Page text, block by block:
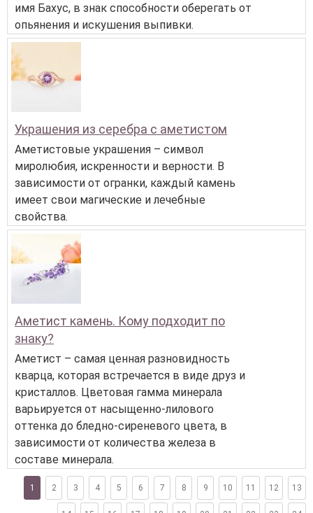
имя Бахус, в знак способности оберегать от
опьянения и искушения выпивки.
Украшения из серебра с аметистом
Аметистовые украшения – символ
миролюбия, искренности и верности. В
зависимости от огранки, каждый камень
имеет свои магические и лечебные
свойства.
Аметист камень. Кому подходит по
знаку?
Аметист – самая ценная разновидность
кварца, которая встречается в виде друз и
кристаллов. Цветовая гамма минерала
варьируется от насыщенно-лилового
оттенка до бледно-сиреневого цвета, в
зависимости от количества железа в
составе минерала.
1 2 3 4 5 6 7 8 9 10 11 12 13